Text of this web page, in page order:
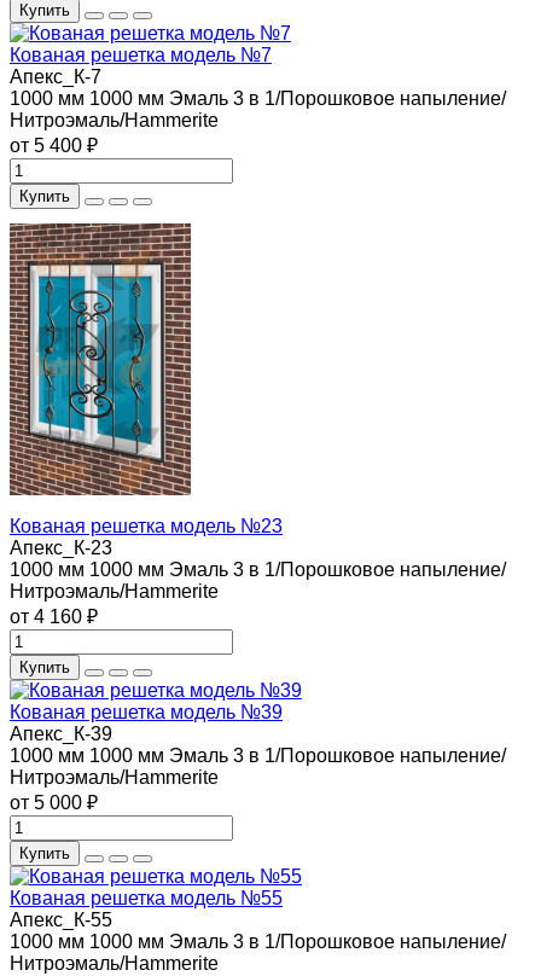
Купить
Кованая решетка модель №7
Апекс_К-7
1000 мм 1000 мм Эмаль 3 в 1/Порошковое напыление/
Нитроэмаль/Hammerite
от 5 400 ₽
Купить
Кованая решетка модель №23
Апекс_К-23
1000 мм 1000 мм Эмаль 3 в 1/Порошковое напыление/
Нитроэмаль/Hammerite
от 4 160 ₽
Купить
Кованая решетка модель №39
Апекс_К-39
1000 мм 1000 мм Эмаль 3 в 1/Порошковое напыление/
Нитроэмаль/Hammerite
от 5 000 ₽
Купить
Кованая решетка модель №55
Апекс_К-55
1000 мм 1000 мм Эмаль 3 в 1/Порошковое напыление/
Нитроэмаль/Hammerite